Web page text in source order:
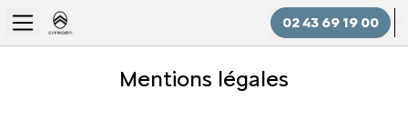
02 43 69 19 00
Mentions légales